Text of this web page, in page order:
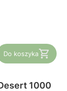
Do koszyka
1000